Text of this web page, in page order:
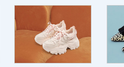
英伦风马衔扣小皮鞋